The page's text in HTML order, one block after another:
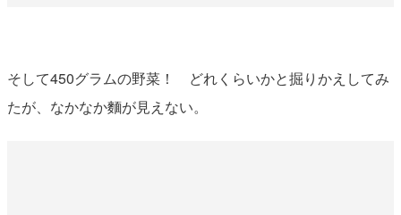
そして450グラムの野菜！ どれくらいかと掘りかえしてみ
たが、なかなか麵が見えない。